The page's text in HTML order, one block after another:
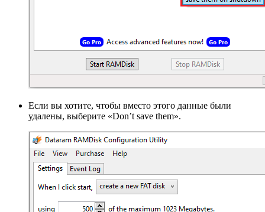
Если вы хотите, чтобы вместо этого данные были
удалены, выберите «Don’t save them».